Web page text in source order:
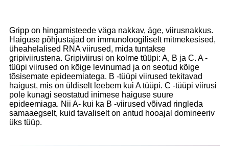
Gripp on hingamisteede väga nakkav, äge, viirusnakkus.
Haiguse põhjustajad on immunoloogiliselt mitmekesised,
üheahelalised RNA viirused, mida tuntakse
gripiviirustena. Gripiviirusi on kolme tüüpi: A, B ja C. A -
tüüpi viirused on kõige levinumad ja on seotud kõige
tõsisemate epideemiatega. B -tüüpi viirused tekitavad
haigust, mis on üldiselt leebem kui A tüüpi. C -tüüpi viirusi
pole kunagi seostatud inimese haiguse suure
epideemiaga. Nii A- kui ka B -viirused võivad ringleda
samaaegselt, kuid tavaliselt on antud hooajal domineeriv
üks tüüp.